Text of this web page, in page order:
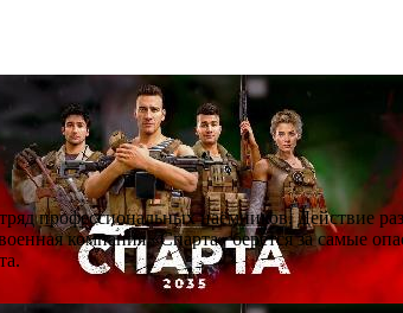
профессиональных наёмников. Действие
компания «Спарта» берётся за самые